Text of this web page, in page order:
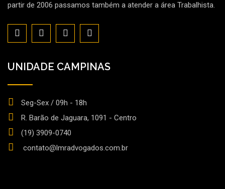
partir de 2006 passamos também a atender a área Trabalhista.
UNIDADE CAMPINAS
Seg-Sex / 09h - 18h
R. Barão de Jaguara, 1091 - Centro
(19) 3909-0740
contato@lmradvogados.com.br